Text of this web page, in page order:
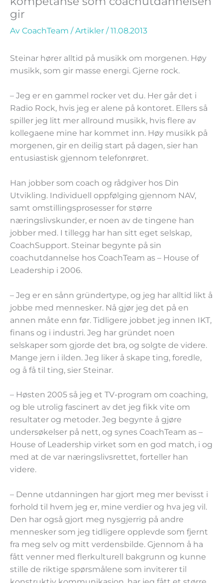
gir
Av CoachTeam /Artikler /11.08.2013
Steinar hører alltid på musikk om morgenen. Høy
musikk, som gir masse energi. Gjerne rock.
– Jeg er en gammel rocker vet du. Her går det i
Radio Rock, hvis jeg er alene på kontoret. Ellers så
spiller jeg litt mer allround musikk, hvis flere av
kollegaene mine har kommet inn. Høy musikk på
morgenen, gir en deilig start på dagen, sier han
entusiastisk gjennom telefonrøret.
Han jobber som coach og rådgiver hos Din
Utvikling. Individuell oppfølging gjennom NAV,
samt omstillingsprosesser for større
næringslivskunder, er noen av de tingene han
jobber med. I tillegg har han sitt eget selskap,
CoachSupport. Steinar begynte på sin
coachutdannelse hos CoachTeam as – House of
Leadership i 2006.
– Jeg er en sånn gründertype, og jeg har alltid likt å
jobbe med mennesker. Nå gjør jeg det på en
annen måte enn før. Tidligere jobbet jeg innen IKT,
finans og i industri. Jeg har gründet noen
selskaper som gjorde det bra, og solgte de videre.
Mange jern i ilden. Jeg liker å skape ting, foredle,
og å få til ting, sier Steinar.
– Høsten 2005 så jeg et TV-program om coaching,
og ble utrolig fascinert av det jeg fikk vite om
resultater og metoder. Jeg begynte å gjøre
undersøkelser på nett, og synes CoachTeam as –
House of Leadership virket som en god match, i og
med at de var næringslivsrettet, forteller han
videre.
– Denne utdanningen har gjort meg mer bevisst i
forhold til hvem jeg er, mine verdier og hva jeg vil.
Den har også gjort meg nysgjerrig på andre
mennesker som jeg tidligere opplevde som fjernt
fra meg selv og mitt verdensbilde. Gjennom å ha
fått venner med flerkulturell bakgrunn og kunne
stille de riktige spørsmålene som inviterer til